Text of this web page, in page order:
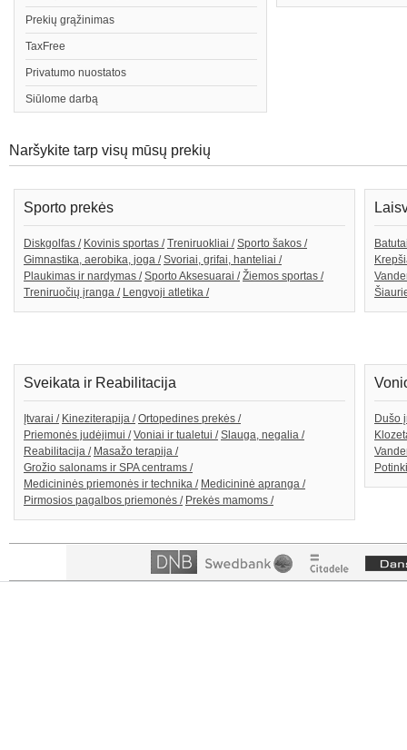
Prekių grąžinimas
TaxFree
Privatumo nuostatos
Siūlome darbą
Naršykite tarp visų mūsų prekių
Sporto prekės
Diskgolfas / Kovinis sportas / Treniruokliai / Sporto šakos /
Gimnastika, aerobika, joga / Svoriai, grifai, hanteliai /
Plaukimas ir nardymas / Sporto Aksesuarai / Žiemos sportas /
Treniruočių įranga / Lengvoji atletika /
Sveikata ir Reabilitacija
Įtvarai / Kineziterapija / Ortopedines prekės /
Priemonės judėjimui / Voniai ir tualetui / Slauga, negalia /
Reabilitacija / Masažo terapija /
Grožio salonams ir SPA centrams /
Medicininės priemonės ir technika / Medicininė apranga /
Pirmosios pagalbos priemonės / Prekės mamoms /
Dušo